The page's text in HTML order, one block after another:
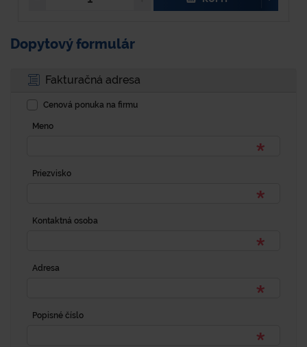
Dopytový formulár
Fakturačná adresa
Cenová ponuka na firmu
Meno
Priezvisko
Kontaktná osoba
Adresa
Popisné číslo